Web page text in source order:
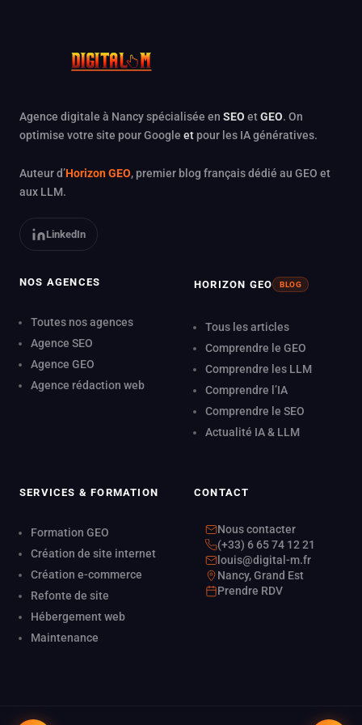
Agence digitale à Nancy spécialisée en SEO etGEO. On
optimise votre site pour Google et pour les IA génératives.
Auteur d’Horizon GEO, premier blog français dédié au GEO et
aux LLM.
LinkedIn
NOS AGENCES
Toutes nos agences
Agence SEO
Agence GEO
Agence rédaction web
HORIZON GEO BLOG
Tous les articles
Comprendre le GEO
Comprendre les LLM
Comprendre l’IA
Comprendre le SEO
Actualité IA & LLM
SERVICES & FORMATION
Formation GEO
Création de site internet
Création e-commerce
Refonte de site
Hébergement web
Maintenance
CONTACT
Nous contacter
(+33) 6 65 74 12 21
louis@digital-m.fr
Nancy, Grand Est
Prendre RDV